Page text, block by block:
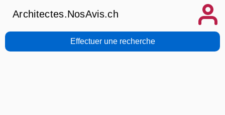
Architectes.NosAvis.ch
Effectuer une recherche